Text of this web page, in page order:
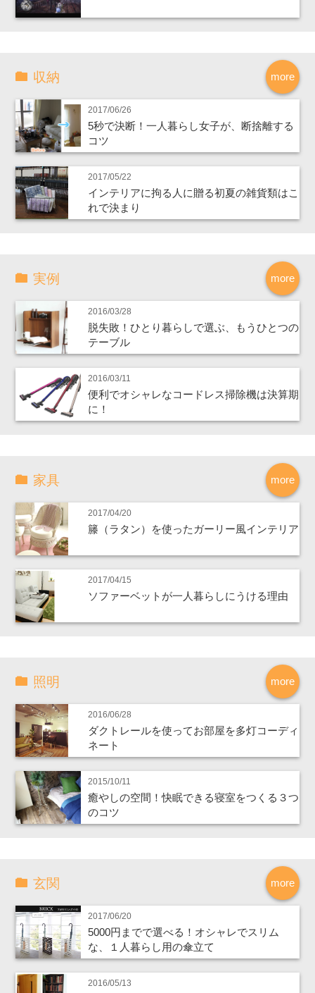
more
収納
2017/06/26
5秒で決断！一人暮らし女子が、断捨離する
コツ
2017/05/22
インテリアに拘る人に贈る初夏の雑貨類はこ
れで決まり
more
実例
2016/03/28
脱失敗！ひとり暮らしで選ぶ、もうひとつの
テーブル
2016/03/11
便利でオシャレなコードレス掃除機は決算期
に！
more
家具
2017/04/20
籐（ラタン）を使ったガーリー風インテリア
2017/04/15
ソファーベットが一人暮らしにうける理由
more
照明
2016/06/28
ダクトレールを使ってお部屋を多灯コーディ
ネート
2015/10/11
癒やしの空間！快眠できる寝室をつくる３つ
のコツ
more
玄関
2017/06/20
5000円までで選べる！オシャレでスリム
な、１人暮らし用の傘立て
2016/05/13